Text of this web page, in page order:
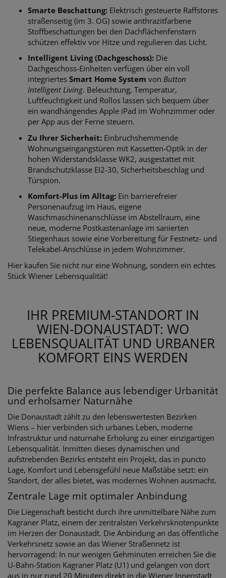
Smarte Beschattung: Elektrisch gesteuerte Raffstores
straßenseitig (im 3. OG) sowie anthrazitfarbene
Stoffbeschattungen bei den Dachflächenfenstern
schützen effektiv vor Hitze und regulieren das Licht.
Intelligent Living (Dachgeschoss): Die
Dachgeschoss-Einheiten verfügen über ein voll
integriertes Smart Home System von Button
Intelligent Living. Beleuchtung, Temperatur,
Luftfeuchtigkeit und Rollos lassen sich bequem über
ein wandhängendes Apple iPad im Wohnzimmer oder
per App aus der Ferne steuern.
Zu Ihrer Sicherheit: Einbruchshemmende
Wohnungseingangstüren mit Kassetten-Optik in der
hohen Widerstandsklasse WK2, ausgestattet mit
Brandschutzklasse EI2-30, Sicherheitsbeschlag und
Türspion.
Komfort-Plus im Alltag: Ein barrierefreier
Personenaufzug im Haus, eigene
Waschmaschinenanschlüsse im Abstellraum, eine
neue, moderne Postkastenanlage im sanierten
Stiegenhaus sowie eine Vorbereitung für Festnetz- und
Telekabel-Anschlüsse in jedem Wohnzimmer.
Hier kaufen Sie nicht nur eine Wohnung, sondern ein echtes
Stück Wiener Lebensqualität!
IHR PREMIUM-STANDORT IN
WIEN-DONAUSTADT: WO
LEBENSQUALITÄT UND URBANER
KOMFORT EINS WERDEN
Die perfekte Balance aus lebendiger Urbanität
und erholsamer Naturnähe
Die Donaustadt zählt zu den lebenswertesten Bezirken
Wiens – hier verbinden sich urbanes Leben, moderne
Infrastruktur und naturnahe Erholung zu einer einzigartigen
Lebensqualität. Inmitten dieses dynamischen und
aufstrebenden Bezirks entsteht ein Projekt, das in puncto
Lage, Komfort und Lebensgefühl neue Maßstäbe setzt: ein
Standort, der alles bietet, was modernes Wohnen ausmacht.
Zentrale Lage mit optimaler Anbindung
Die Liegenschaft besticht durch ihre unmittelbare Nähe zum
Kagraner Platz, einem der zentralsten Verkehrsknotenpunkte
im Herzen der Donaustadt. Die Anbindung an das öffentliche
Verkehrsnetz sowie an das Wiener Straßennetz ist
hervorragend: In nur wenigen Gehminuten erreichen Sie die
U-Bahn-Station Kagraner Platz (U1) und gelangen von dort
aus in nur rund 20 Minuten direkt in die Wiener Innenstadt